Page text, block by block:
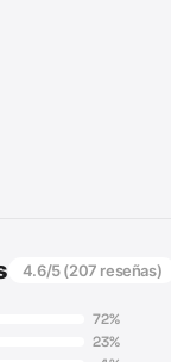
4.6/5 (207 reseñas)
72%
23%